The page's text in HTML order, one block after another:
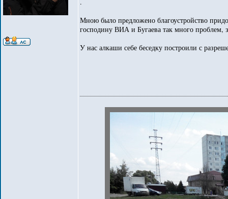
Мною было предложено благоустройство
господину ВИА и Бугаева так много проблем,
У нас алкаши себе беседку построили с